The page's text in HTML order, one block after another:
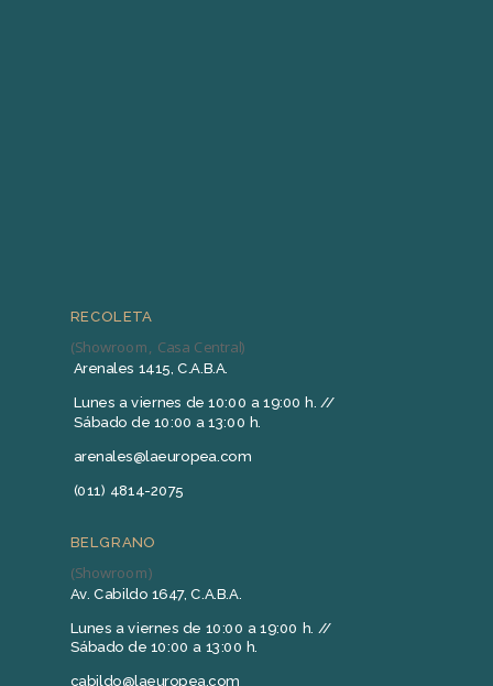
RECOLETA
(Showroom, Casa Central)
Arenales 1415, C.A.B.A.
Lunes a viernes de 10:00 a 19:00 h. //
Sábado de 10:00 a 13:00 h.
arenales@laeuropea.com
(011) 4814-2075
BELGRANO
(Showroom)
Av. Cabildo 1647, C.A.B.A.
Lunes a viernes de 10:00 a 19:00 h. //
Sábado de 10:00 a 13:00 h.
cabildo@laeuropea.com